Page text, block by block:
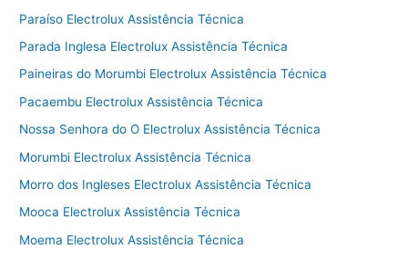
Paraíso Electrolux Assistência Técnica
Parada Inglesa Electrolux Assistência Técnica
Paineiras do Morumbi Electrolux Assistência Técnica
Pacaembu Electrolux Assistência Técnica
Nossa Senhora do O Electrolux Assistência Técnica
Morumbi Electrolux Assistência Técnica
Morro dos Ingleses Electrolux Assistência Técnica
Mooca Electrolux Assistência Técnica
Moema Electrolux Assistência Técnica